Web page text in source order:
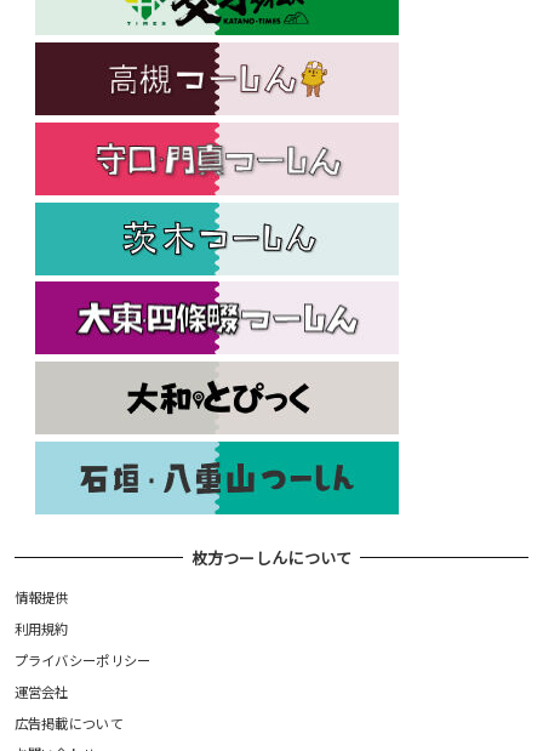
枚方つーしんについて
情報提供
利用規約
プライバシーポリシー
運営会社
広告掲載について